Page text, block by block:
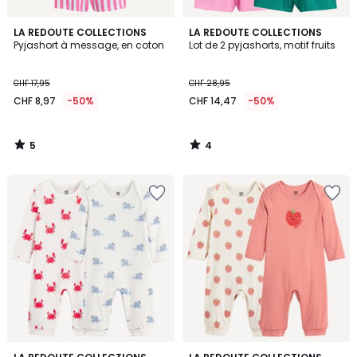
LA REDOUTE COLLECTIONS
Pyjashort à message, en coton
CHF 17,95
CHF 8,97 -50%
5
/
5
/
LA REDOUTE COLLECTIONS
Lot de 2 pyjashorts, motif fruits
CHF 28,95
CHF 14,47 -50%
4
/
4
/